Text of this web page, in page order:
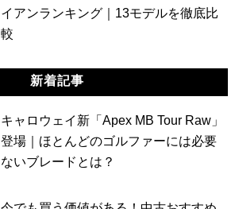
イアンランキング｜13モデルを徹底比
較
新着記事
キャロウェイ新「Apex MB Tour Raw」
登場｜ほとんどのゴルファーには必要
ないブレードとは？